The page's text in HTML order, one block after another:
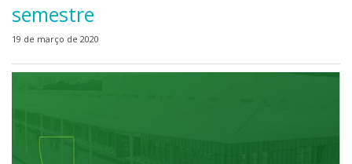
semestre
19 de março de 2020